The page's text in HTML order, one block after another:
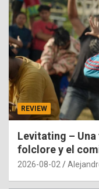
REVIEW
Levitating –
folclore y el
2026-08-02